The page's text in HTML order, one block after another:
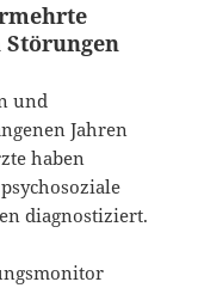
Störungen
und
Jahren
haben
diagnostiziert.